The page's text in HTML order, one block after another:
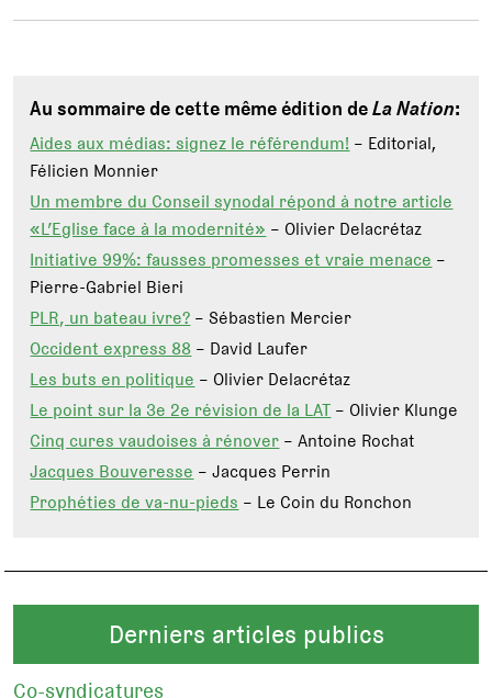
Au sommaire de cette même édition deLa Nation:
Aides aux médias: signez le référendum!– Editorial,
Félicien Monnier
Un membre du Conseil synodal répond à notre article
«L’Eglise face à la modernité»– Olivier Delacrétaz
Initiative 99%: fausses promesses et vraie menace–
Pierre-Gabriel Bieri
PLR, un bateau ivre?– Sébastien Mercier
Occident express 88– David Laufer
Les buts en politique– Olivier Delacrétaz
Le point sur la 3e 2e révision de la LAT– Olivier Klunge
Cinq cures vaudoises à rénover– Antoine Rochat
Jacques Bouveresse– Jacques Perrin
Prophéties de va-nu-pieds– Le Coin du Ronchon
Derniers articles publics
Co-syndicatures